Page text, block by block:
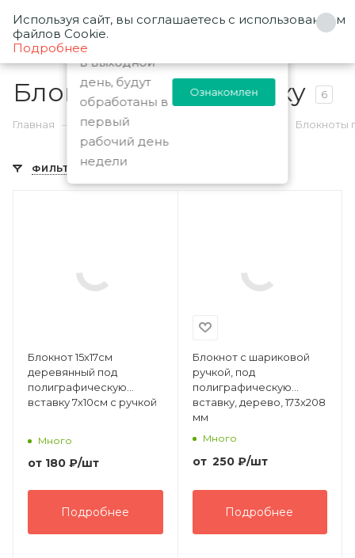
0
Блокноты под вставку 6
Главная — Каталог Блокноты
ФИЛЬТР
Блокнот 15х17см
деревянный под
полиграфическую
вставку 7х10см с ручкой
Много
от 180 ₽/шт
Подробнее
Блокнот с шариковой
ручкой, под
полиграфическую
вставку, дерево, 173х208
мм
Много
от 250₽/шт
Подробнее
Заказы
оформленные
в выходной
день, будут
обработаны в
первый
рабочий день
недели
Ознакомлен
Используя сайт, вы соглашаетесь с использованием
файлов Cookie.
Подробнее